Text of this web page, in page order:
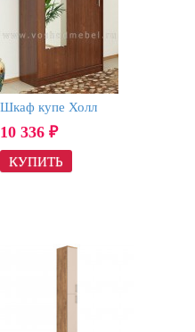
Шкаф купе Холл
10 336 ₽